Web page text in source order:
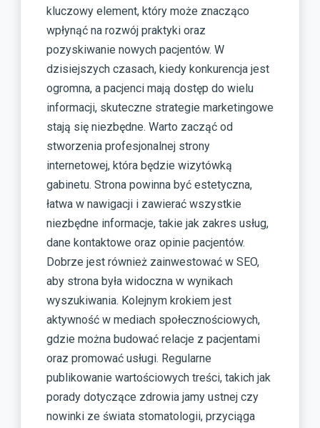
kluczowy element, który może znacząco
wpłynąć na rozwój praktyki oraz
pozyskiwanie nowych pacjentów. W
dzisiejszych czasach, kiedy konkurencja jest
ogromna, a pacjenci mają dostęp do wielu
informacji, skuteczne strategie marketingowe
stają się niezbędne. Warto zacząć od
stworzenia profesjonalnej strony
internetowej, która będzie wizytówką
gabinetu. Strona powinna być estetyczna,
łatwa w nawigacji i zawierać wszystkie
niezbędne informacje, takie jak zakres usług,
dane kontaktowe oraz opinie pacjentów.
Dobrze jest również zainwestować w SEO,
aby strona była widoczna w wynikach
wyszukiwania. Kolejnym krokiem jest
aktywność w mediach społecznościowych,
gdzie można budować relacje z pacjentami
oraz promować usługi. Regularne
publikowanie wartościowych treści, takich jak
porady dotyczące zdrowia jamy ustnej czy
nowinki ze świata stomatologii, przyciąga